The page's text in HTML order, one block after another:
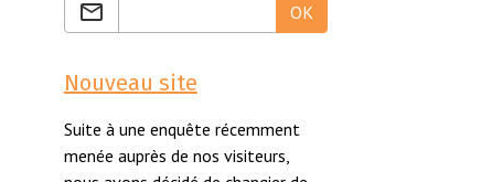
OK
Nouveau site
Suite à une enquête récemment
menée auprès de nos visiteurs,